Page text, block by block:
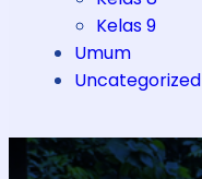
Kelas 9
Umum
Uncategorized